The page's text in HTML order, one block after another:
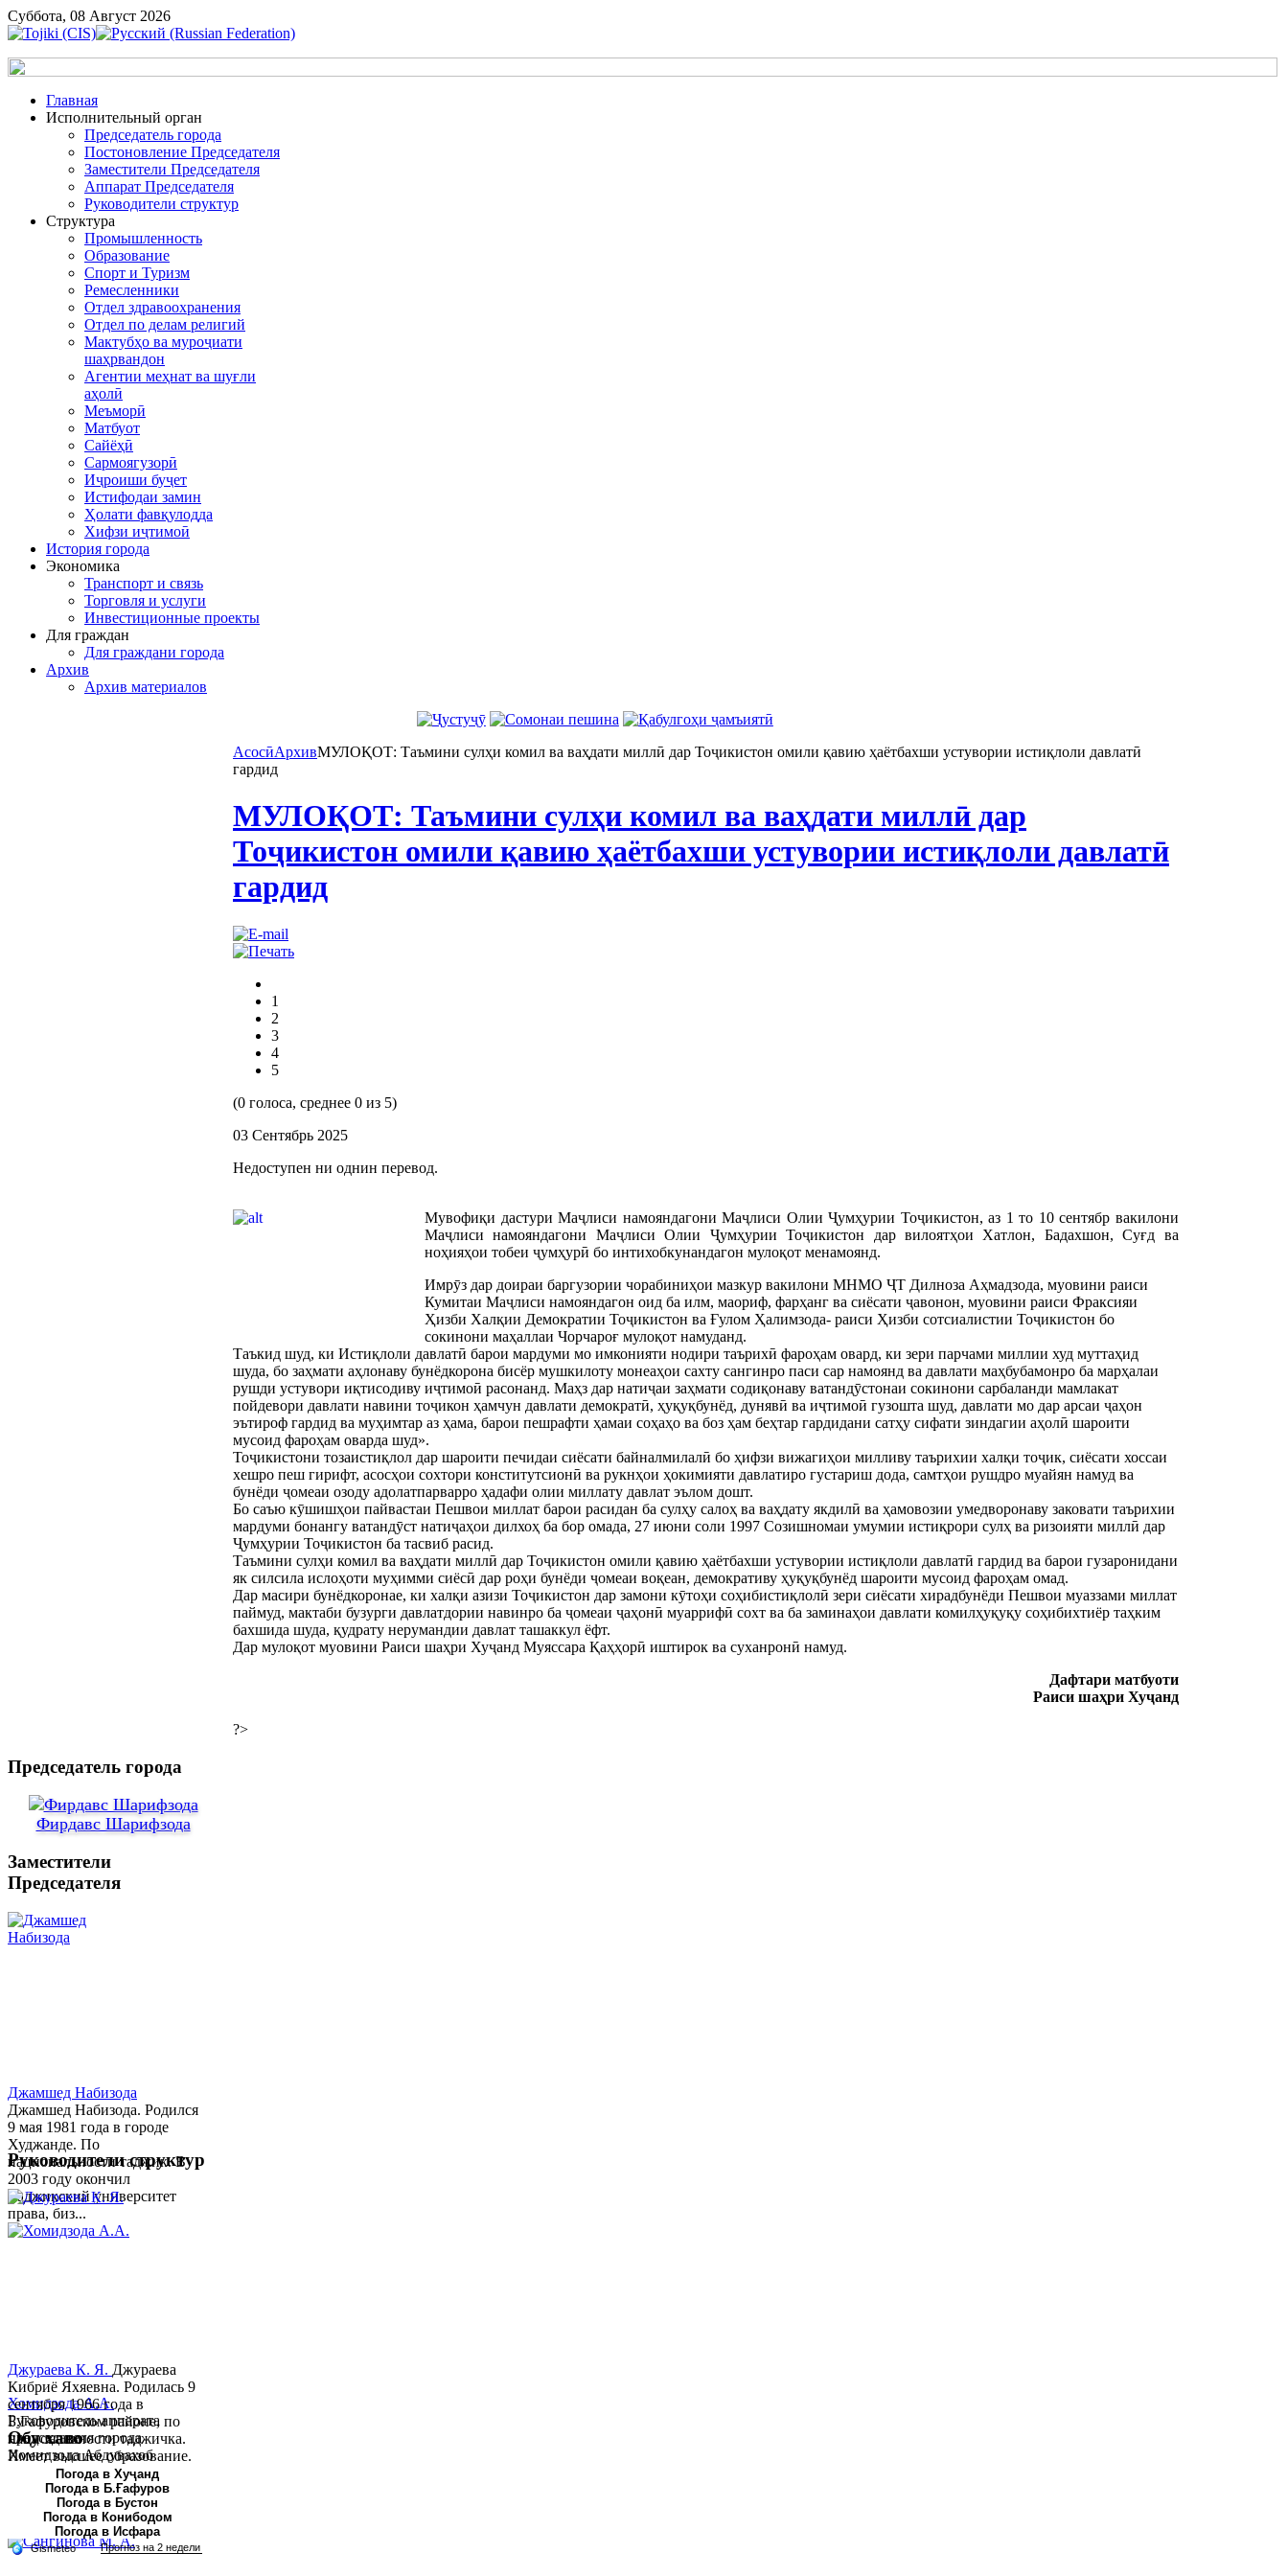
Суббота, 08 Август 2026
Главная
Исполнительный орган
Председатель города
Постоновление Председателя
Заместители Председателя
Аппарат Председателя
Руководители структур
Структура
Промышленность
Образование
Спорт и Туризм
Ремесленники
Отдел здравоохранения
Отдел по делам религий
Мактубҳо ва муроҷиати
шаҳрвандон
Агентии меҳнат ва шуғли
аҳолӣ
Меъморӣ
Матбуот
Сайёҳӣ
Сармоягузорӣ
Иҷроиши буҷет
Истифодаи замин
Ҳолати фавқулодда
Хифзи иҷтимоӣ
История города
Экономика
Транспорт и связь
Торговля и услуги
Инвестиционные проекты
Для граждан
Для граждани города
Архив
Архив материалов
АсосӣАрхивМУЛОҚОТ: Таъмини сулҳи комил ва ваҳдати миллӣ дар Тоҷикистон омили қавию ҳаётбахши устувории истиқлоли давлатӣ
гардид
МУЛОҚОТ: Таъмини сулҳи комил ва ваҳдати миллӣ дар
Тоҷикистон омили қавию ҳаётбахши устувории истиқлоли давлатӣ
гардид
1
2
3
4
5
(0 голоса, среднее 0 из 5)
03 Сентябрь 2025
Недоступен ни однин перевод.
Мувофиқи дастури Маҷлиси намояндагони Маҷлиси Олии Ҷумҳурии Тоҷикистон, аз 1 то 10 сентябр вакилони
Маҷлиси намояндагони Маҷлиси Олии Ҷумҳурии Тоҷикистон дар вилоятҳои Хатлон, Бадахшон, Суғд ва
ноҳияҳои тобеи ҷумҳурӣ бо интихобкунандагон мулоқот менамоянд.
Имрӯз дар доираи баргузории чорабиниҳои мазкур вакилони МНМО ҶТ Дилноза Аҳмадзода, муовини раиси
Кумитаи Маҷлиси намояндагон оид ба илм, маориф, фарҳанг ва сиёсати ҷавонон, муовини раиси Фраксияи
Ҳизби Халқии Демократии Тоҷикистон ва Ғулом Ҳалимзода- раиси Ҳизби сотсиалистии Тоҷикистон бо
сокинони маҳаллаи Чорчароғ мулоқот намуданд.
Таъкид шуд, ки Истиқлоли давлатӣ барои мардуми мо имконияти нодири таърихӣ фароҳам овард, ки зери парчами миллии худ муттаҳид
шуда, бо заҳмати аҳлонаву бунёдкорона бисёр мушкилоту монеаҳои сахту сангинро паси сар намоянд ва давлати маҳбубамонро ба марҳалаи
рушди устувори иқтисодиву иҷтимоӣ расонанд. Маҳз дар натиҷаи заҳмати содиқонаву ватандӯстонаи сокинони сарбаланди мамлакат
пойдевори давлати навини тоҷикон ҳамчун давлати демократӣ, ҳуқуқбунёд, дунявӣ ва иҷтимоӣ гузошта шуд, давлати мо дар арсаи ҷаҳон
эътироф гардид ва муҳимтар аз ҳама, барои пешрафти ҳамаи соҳаҳо ва боз ҳам беҳтар гардидани сатҳу сифати зиндагии аҳолӣ шароити
мусоид фароҳам оварда шуд».
Тоҷикистони тозаистиқлол дар шароити печидаи сиёсати байналмилалӣ бо ҳифзи вижагиҳои милливу таърихии халқи тоҷик, сиёсати хоссаи
хешро пеш гирифт, асосҳои сохтори конститутсионӣ ва рукнҳои ҳокимияти давлатиро густариш дода, самтҳои рушдро муайян намуд ва
бунёди ҷомеаи озоду адолатпарварро ҳадафи олии миллату давлат эълом дошт.
Бо саъю кӯшишҳои пайвастаи Пешвои миллат барои расидан ба сулҳу салоҳ ва ваҳдату якдилӣ ва ҳамовозии умедворонаву заковати таърихии
мардуми бонангу ватандӯст натиҷаҳои дилхоҳ ба бор омада, 27 июни соли 1997 Созишномаи умумии истиқрори сулҳ ва ризоияти миллӣ дар
Ҷумҳурии Тоҷикистон ба тасвиб расид.
Таъмини сулҳи комил ва ваҳдати миллӣ дар Тоҷикистон омили қавию ҳаётбахши устувории истиқлоли давлатӣ гардид ва барои гузаронидани
як силсила ислоҳоти муҳимми сиёсӣ дар роҳи бунёди ҷомеаи воқеан, демокративу ҳуқуқбунёд шароити мусоид фароҳам омад.
Дар масири бунёдкоронае, ки халқи азизи Тоҷикистон дар замони кӯтоҳи соҳибистиқлолӣ зери сиёсати хирадбунёди Пешвои муаззами миллат
паймуд, мактаби бузурги давлатдории навинро ба ҷомеаи ҷаҳонӣ муаррифӣ сохт ва ба заминаҳои давлати комилҳуқуқу соҳибихтиёр таҳким
бахшида шуда, қудрату нерумандии давлат ташаккул ёфт.
Дар мулоқот муовини Раиси шаҳри Хуҷанд Муяссара Қаҳҳорӣ иштирок ва суханронӣ намуд.
Дафтари матбуоти
Раиси шаҳри Хуҷанд
?>
Председатель города
Фирдавс Шарифзода
Заместители
Председателя
Джамшед Набизода
Джамшед Набизода. Родился
9 мая 1981 года в городе
Худжанде. По
национальности таджик. В
2003 году окончил
Таджикский университет
права, биз...
Хомидзода А.А.
Руководитель аппарата
председателя города
Хомидзода Абдувахоб
Абдумаджид родился 8
июня 1978 года в городе
Худжанде. По
национальности...
Руководители структур
Джураева К. Я. Джураева
Кибриё Яхяевна. Родилась 9
сентября 1966 года в
Б.Гафуровском районе, по
национальности таджичка.
Имеет высшее образование.
В 1997 ...
Обу хаво
Погода в Хуҷанд
Погода в Б.Ғафуров
Погода в Бустон
Погода в Конибодом
Погода в Исфара